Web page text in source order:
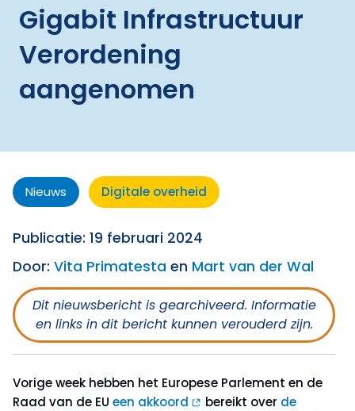
Gigabit Infrastructuur
Verordening
aangenomen
Nieuws Digitale overheid
Publicatie: 19 februari 2024
Door: Vita Primatesta en Mart van der Wal
Dit nieuwsbericht is gearchiveerd. Informatie
en links in dit bericht kunnen verouderd zijn.
Vorige week hebben het Europese Parlement en de
Raad van de EU een akkoord bereikt over de